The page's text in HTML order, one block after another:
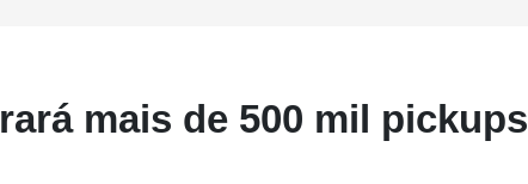
mais de 500 mil pickups